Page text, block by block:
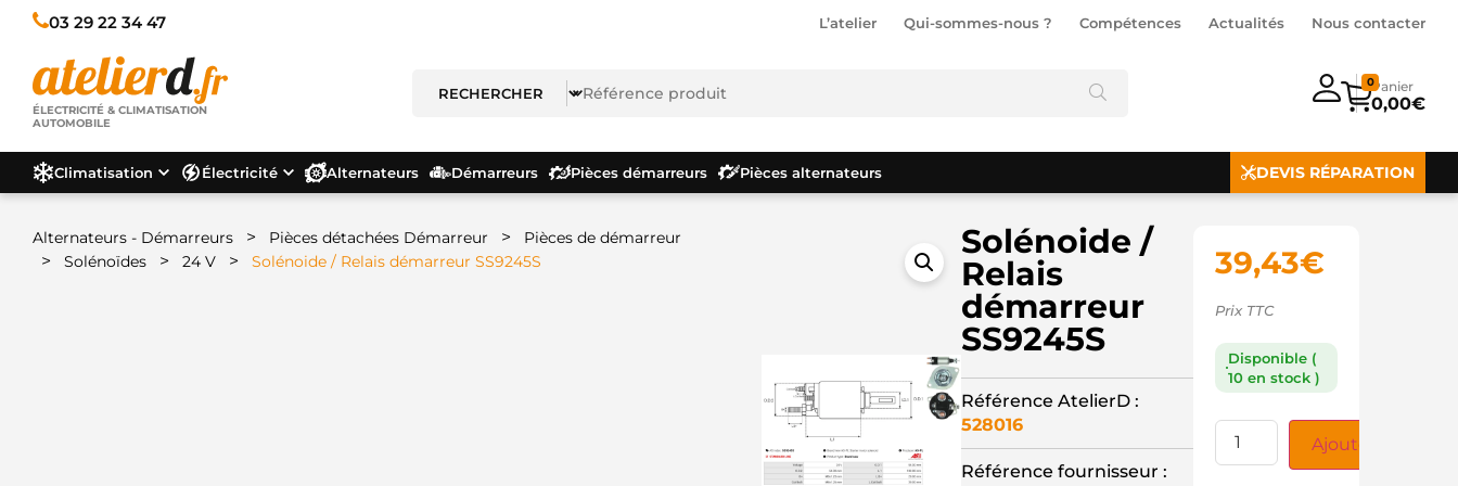
03 29 22 34 47 L’atelier Qui-sommes-nous ? Compétences Actualités Nous contacter
ÉLECTRICITÉ & CLIMATISATION
AUTOMOBILE
0,00€
0
Climatisation Électricité Alternateurs Démarreurs Pièces démarreurs Pièces alternateurs DEVIS RÉPARATION
Alternateurs - Démarreurs > Pièces détachées Démarreur > Pièces de démarreur
> Solénoïdes > 24 V > Solénoide / Relais démarreur SS9245S
Solénoide /
Relais
démarreur
SS9245S
Référence AtelierD :
528016
Référence fournisseur :
39,43€
Prix TTC
Disponible (
10 en stock )
Ajouter au